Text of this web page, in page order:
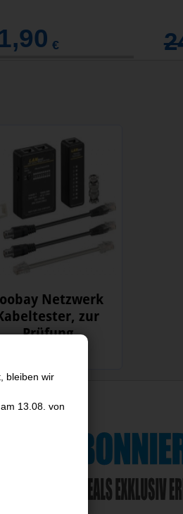
bleiben wir
13.08. von
€
Netzwerk
zur
Prüfung